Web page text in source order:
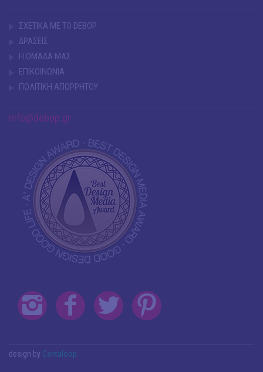
ΣΧΕΤΙΚΑ ΜΕ ΤΟ DEBOP
ΔΡΑΣΕΙΣ
Η ΟΜΑΔΑ ΜΑΣ
ΕΠΙΚΟΙΝΩΝΙΑ
ΠΟΛΙΤΙΚΗ ΑΠΟΡΡΗΤΟΥ
info@debop.gr
design by Cantaloop